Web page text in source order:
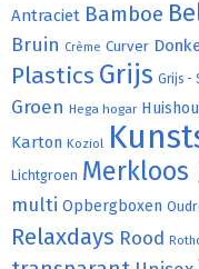
Antraciet Bamboe
Bruin Crème Curver
Plastics Grijs Grijs -
Groen Hega hogar
Karton Koziol
Lichtgroen Merkloos
multi Opbergboxen
Relaxdays Rood